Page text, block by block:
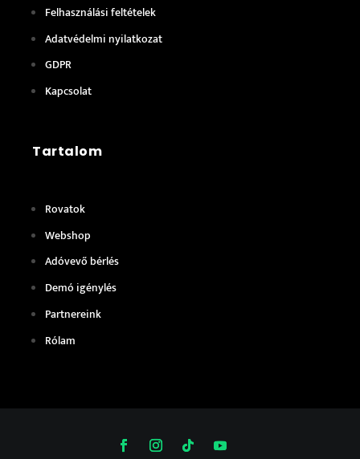
Felhasználási feltételek
Adatvédelmi nyilatkozat
GDPR
Kapcsolat
Tartalom
Rovatok
Webshop
Adóvevő bérlés
Demó igénylés
Partnereink
Rólam